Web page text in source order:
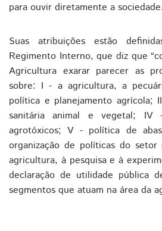
para ouvir diretamente a sociedade.
Suas atribuições estão
Regimento Interno, que diz que
Agricultura exarar parecer as
sobre: I - a agricultura, a
política e planejamento agrícola;
sanitária animal e vegetal; IV
agrotóxicos; V - política de
organização de políticas do
agricultura, à pesquisa e à
declaração de utilidade pública
segmentos que atuam na área da